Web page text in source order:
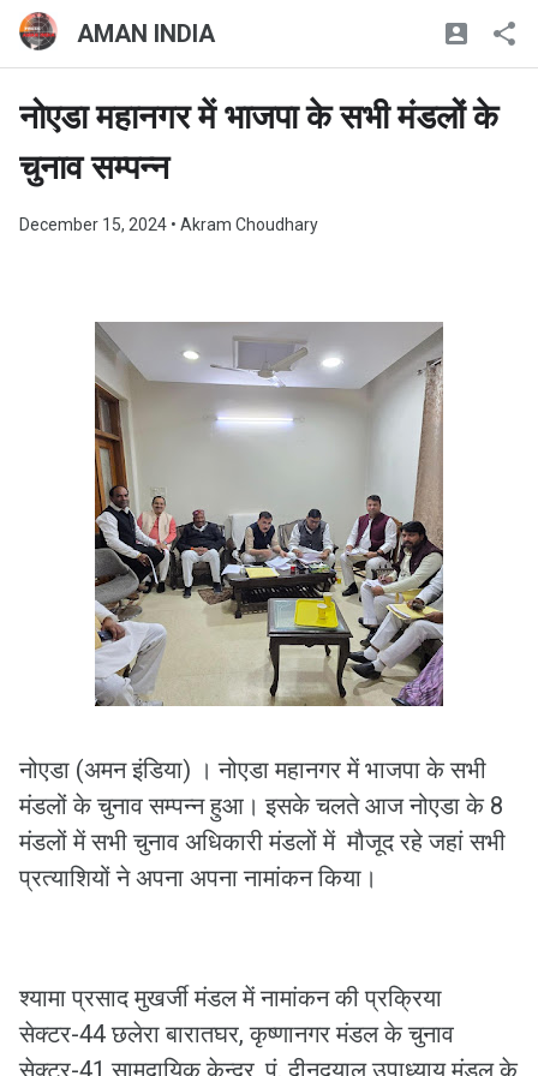
AMAN INDIA
नोएडा महानगर में भाजपा के सभी मंडलों के
चुनाव सम्पन्न
December 15, 2024 • Akram Choudhary
नोएडा (अमन इंडिया) । नोएडा महानगर में भाजपा के सभी
मंडलों के चुनाव सम्पन्न हुआ। इसके चलते आज नोएडा के 8
मंडलों में सभी चुनाव अधिकारी मंडलों में मौजूद रहे जहां सभी
प्रत्याशियों ने अपना अपना नामांकन किया।
श्यामा प्रसाद मुखर्जी मंडल में नामांकन की प्रक्रिया
सेक्टर-44 छलेरा बारातघर, कृष्णानगर मंडल के चुनाव
सेक्टर-41 सामुदायिक केन्द्र, पं. दीनदयाल उपाध्याय मंडल के